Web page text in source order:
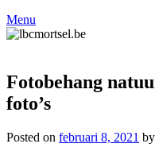
Menu
Fotobehang
foto’s
Posted on februari 8, 2021 by